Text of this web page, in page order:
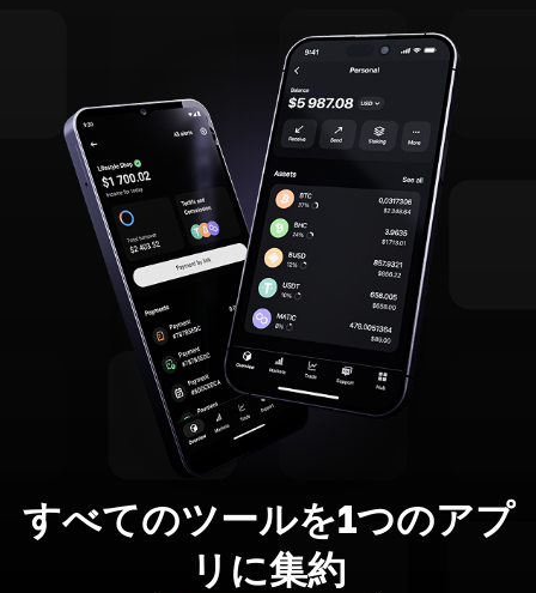
すべてのツールを1つのアプ
リに集約